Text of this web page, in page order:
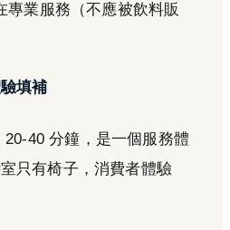
專業服務（不應被飲料販
填補
40 分鐘，是一個服務體
只有椅子，消費者體驗